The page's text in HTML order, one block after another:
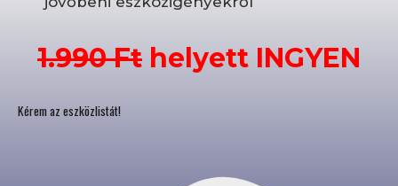
1.990 Ft helyett INGYEN
Kérem az eszközlistát!